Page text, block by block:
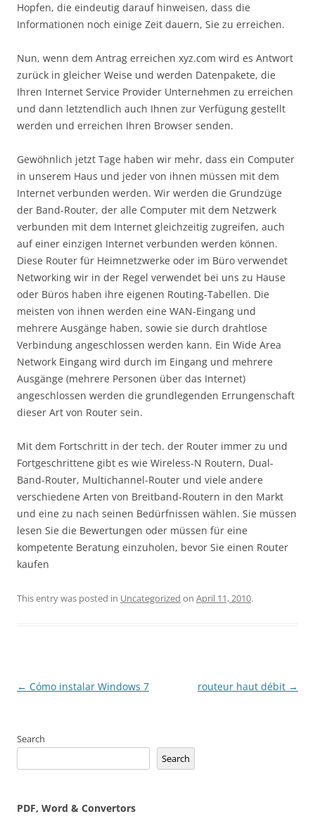
Hopfen, die eindeutig darauf hinweisen, dass die
Informationen noch einige Zeit dauern, Sie zu erreichen.
Nun, wenn dem Antrag erreichen xyz.com wird es Antwort
zurück in gleicher Weise und werden Datenpakete, die
Ihren Internet Service Provider Unternehmen zu erreichen
und dann letztendlich auch Ihnen zur Verfügung gestellt
werden und erreichen Ihren Browser senden.
Gewöhnlich jetzt Tage haben wir mehr, dass ein Computer
in unserem Haus und jeder von ihnen müssen mit dem
Internet verbunden werden. Wir werden die Grundzüge
der Band-Router, der alle Computer mit dem Netzwerk
verbunden mit dem Internet gleichzeitig zugreifen, auch
auf einer einzigen Internet verbunden werden können.
Diese Router für Heimnetzwerke oder im Büro verwendet
Networking wir in der Regel verwendet bei uns zu Hause
oder Büros haben ihre eigenen Routing-Tabellen. Die
meisten von ihnen werden eine WAN-Eingang und
mehrere Ausgänge haben, sowie sie durch drahtlose
Verbindung angeschlossen werden kann. Ein Wide Area
Network Eingang wird durch im Eingang und mehrere
Ausgänge (mehrere Personen über das Internet)
angeschlossen werden die grundlegenden Errungenschaft
dieser Art von Router sein.
Mit dem Fortschritt in der tech. der Router immer zu und
Fortgeschrittene gibt es wie Wireless-N Routern, Dual-
Band-Router, Multichannel-Router und viele andere
verschiedene Arten von Breitband-Routern in den Markt
und eine zu nach seinen Bedürfnissen wählen. Sie müssen
lesen Sie die Bewertungen oder müssen für eine
kompetente Beratung einzuholen, bevor Sie einen Router
kaufen
This entry was posted in Uncategorized on April 11, 2010.
Post
← Cómo instalar Windows 7 routeur haut débit →
Search
Search
PDF, Word & Convertors